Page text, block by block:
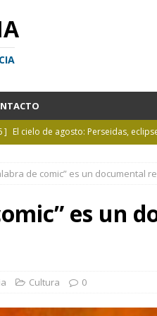
] El cielo de agosto: Perseidas,
] Calendario de eventos turísticos en
La UCALP incorpora la
de comic” es un documental
es un
Cultura 0